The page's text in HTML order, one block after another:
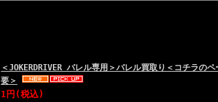
＜JOKERDRIVER バレル専用＞バレル買取り＜コチラの
要＞
1円 (税込)